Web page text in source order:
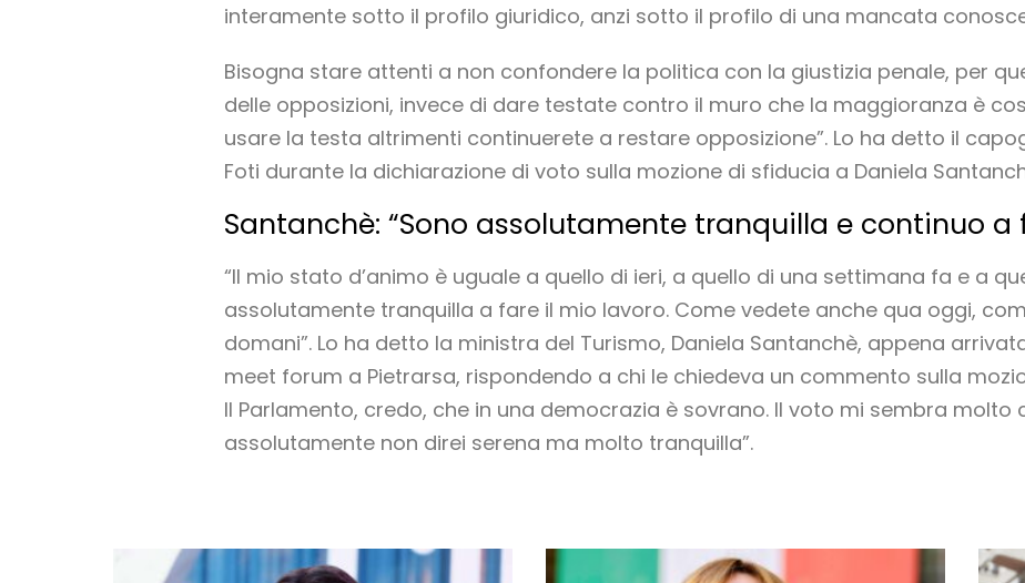
interamente sotto il profilo giuridico, anzi sotto il profilo di una mancata
Bisogna stare attenti a non confondere la politica con la giustizia penale, per
delle opposizioni, invece di dare testate contro il muro che la maggioranza è
usare la testa altrimenti continuerete a restare opposizione”. Lo ha detto il
Foti durante la dichiarazione di voto sulla mozione di sfiducia a Daniela
Santanchè: “Sono assolutamente tranquilla e continuo a
“Il mio stato d’animo è uguale a quello di ieri, a quello di una settimana fa e a
assolutamente tranquilla a fare il mio lavoro. Come vedete anche qua oggi,
domani”. Lo ha detto la ministra del Turismo, Daniela Santanchè, appena
meet forum a Pietrarsa, rispondendo a chi le chiedeva un commento sulla
Il Parlamento, credo, che in una democrazia è sovrano. Il voto mi sembra molto
assolutamente non direi serena ma molto tranquilla”.